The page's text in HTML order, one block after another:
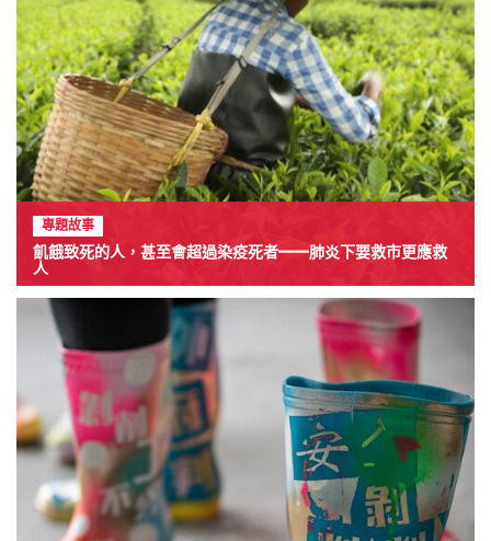
專題故事
飢餓致死的人，甚至會超過染疫死者——肺炎下要救市更應救
人